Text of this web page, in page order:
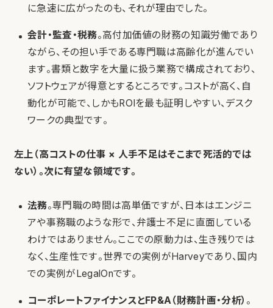
に急速に広がったのも、それが理由でした。
会計・監査・税務。高付加価値の財務の知識労働であり
ながら、その担い手である専門職は高齢化が進んでい
ます。書類と数字を大量に扱う業務で構成されており、
ソフトウェアが得意とするところです。コストが高く、自
動化が可能で、しかもROIを最も証明しやすい、デスク
ワークの典型です。
左上（高コストの仕事 × 人手不足はそこまで死活的では
ない）。次に有望な領域です。
法務。専門職の時間は高単価ですが、日本はエンジニ
アや事務職のような形で、弁護士不足に直面している
わけではありません。ここでの原動力は、生き残りでは
なく、生産性です。世界での実例がHarveyであり、国内
での実例がLegalOnです。
コーポレートファイナンスとFP&A（財務計画・分析） 。